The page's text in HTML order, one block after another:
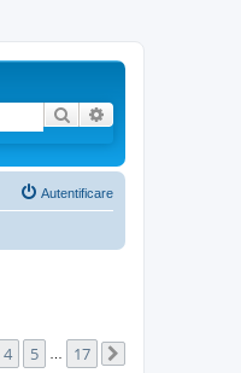
Căutare
Autentificare
174 5 17